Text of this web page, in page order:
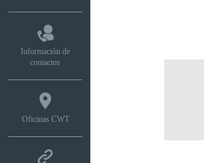
Información de
contactos
Oficinas CWT